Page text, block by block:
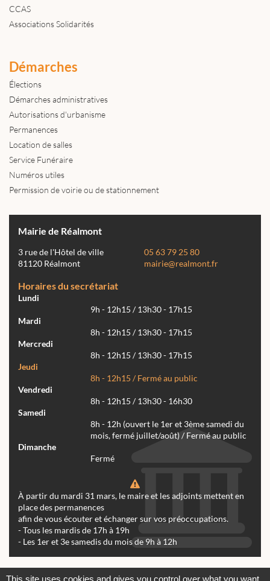
CCAS
Associations Solidarités
Démarches
Élections
Démarches administratives
Autorisations d'urbanisme
Permanences
Location de salles
Service Funéraire
Numéros utiles
Permission de voirie ou de stationnement
Mairie de Réalmont
3 rue de l'Hôtel de ville
81120 Réalmont
05 63 79 25 80
mairie@realmont.fr
Horaires du secrétariat
Lundi
9h - 12h15 / 13h30 - 17h15
Mardi
8h - 12h15 / 13h30 - 17h15
Mercredi
8h - 12h15 / 13h30 - 17h15
Jeudi
8h - 12h15 / Fermé au public
Vendredi
8h - 12h15 / 13h30 - 16h30
Samedi
8h - 12h (ouvert le 1er et 3ème samedi du
mois, fermé juillet/août) / Fermé au public
Dimanche
Fermé
À partir du mardi 31 mars, le maire et les adjoints mettent en
place des permanences
afin de vous écouter et échanger sur vos préoccupations.
- Tous les mardis de 17h à 19h
- Les 1er et 3e samedis du mois de 9h à 12h
This site uses cookies and gives you control over what you want